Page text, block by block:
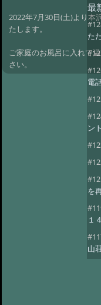
2022年7月30日(土)より本
たします。
ご家庭のお風呂に入れて
さい。
最
た
電
ン
を
１
山